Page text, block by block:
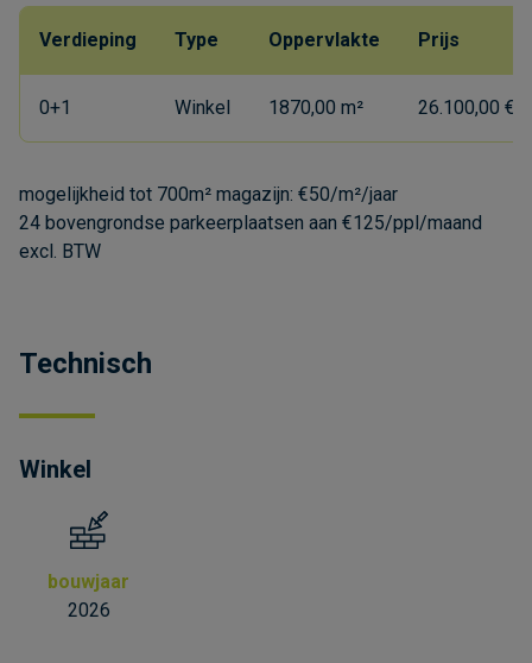
Verdieping Type Oppervlakte Prijs
0+1 Winkel 1870,00 m² 26.100,00 €/
mogelijkheid tot 700m² magazijn: €50/m²/jaar
24 bovengrondse parkeerplaatsen aan €125/ppl/maand
excl. BTW
Technisch
Winkel
bouwjaar
2026